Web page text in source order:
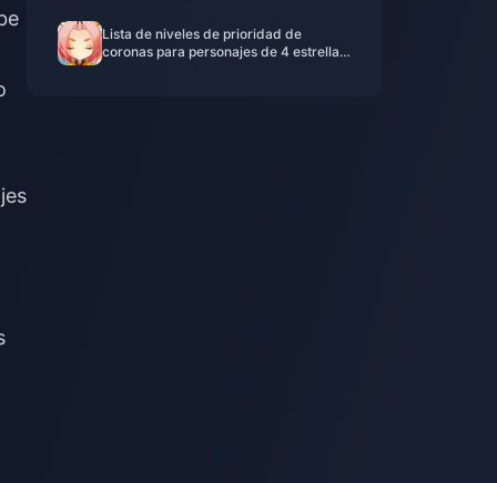
Lista de niveles de prioridad de
coronas para personajes de 4 estrellas